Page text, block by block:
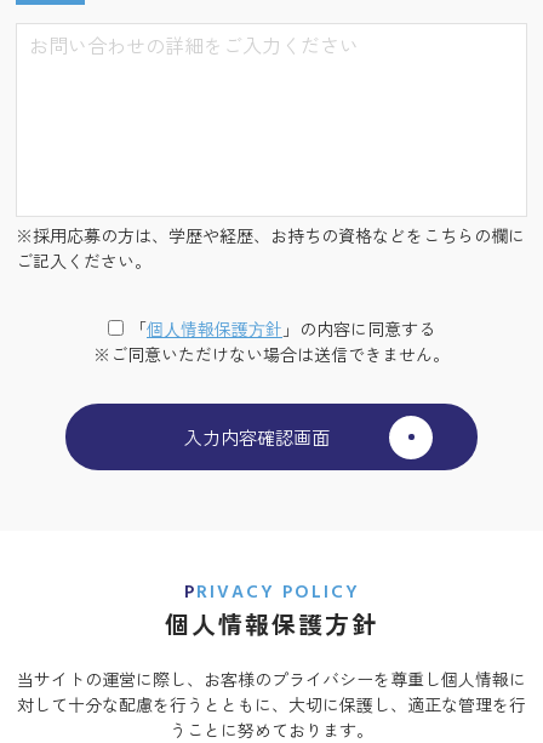
※採用応募の方は、学歴や経歴、お持ちの資格などをこちらの欄に
ご記入ください。
「個⼈情報保護⽅針 」の内容に同意する
※ご同意いただけない場合は送信できません。
PRIVACY POLICY
個人情報保護方針
当サイトの運営に際し、お客様のプライバシーを尊重し個人情報に
対して十分な配慮を行うとともに、 大切に保護し、適正な管理を行
うことに努めております。